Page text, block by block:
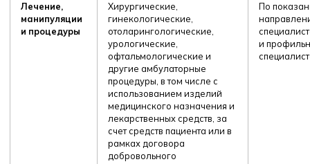
Лечение,
манипуляции
и процедуры
Хирургические,
гинекологические,
отоларингологические,
урологические,
офтальмологические и
другие амбулаторные
процедуры, в том числе с
использованием изделий
медицинского назначения и
лекарственных средств, за
счет средств пациента или в
рамках договора
добровольного
По
и